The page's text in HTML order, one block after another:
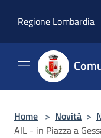
Regione Lombardia
Home > Novità >
AIL - in Piazza a